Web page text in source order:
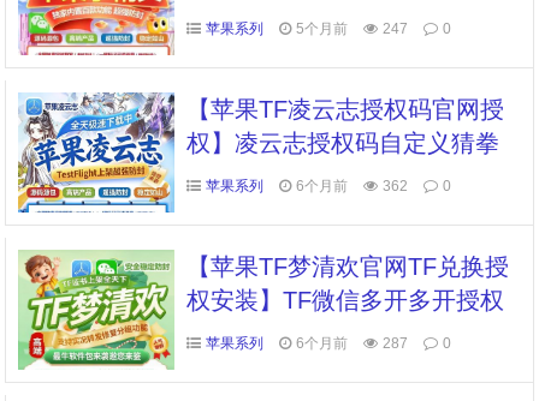
圈转发 授权码微信多开多开
苹果系列 5个月前 247 0
【苹果TF凌云志授权码官网授
权】凌云志授权码自定义猜拳
大小娱乐群发定位点赞抢红包
苹果系列 6个月前 362 0
【苹果TF梦清欢官网TF兑换授
权安装】TF微信多开多开授权
正版群发点赞抢红包
苹果系列 6个月前 287 0